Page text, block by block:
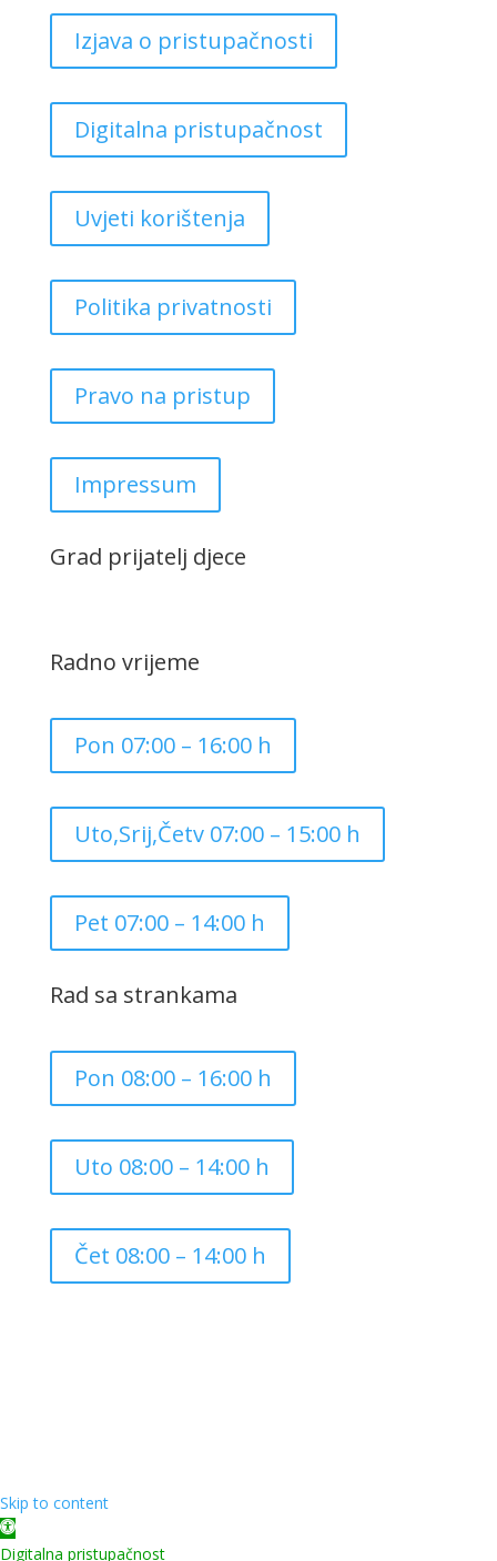
Izjava o pristupačnosti
Digitalna pristupačnost
Uvjeti korištenja
Politika privatnosti
Pravo na pristup
Impressum
Grad prijatelj djece
Radno vrijeme
Pon 07:00 – 16:00 h
Uto,Srij,Četv 07:00 – 15:00 h
Pet 07:00 – 14:00 h
Rad sa strankama
Pon 08:00 – 16:00 h
Uto 08:00 – 14:00 h
Čet 08:00 – 14:00 h
Skip to content
Open toolbar
Digitalna pristupačnost